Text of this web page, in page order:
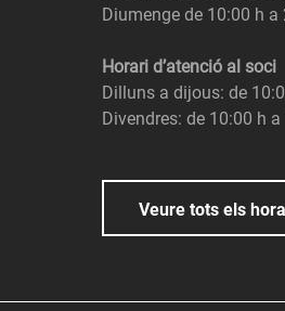
Diumenge de 10:00 h a
Horari d’atenció al soci
Dilluns a dijous: de
Divendres: de 10:00 h
Veure tots els